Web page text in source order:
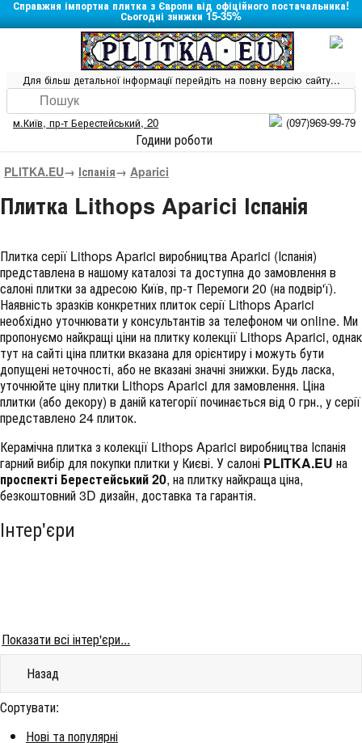
Справжня імпортна плитка з Європи від офіційного постачальника!
Сьогодні знижки 15-35%
Для більш детальної інформації перейдіть на повну версію сайту...
м.Київ, пр-т Берестейський, 20 (097)969-99-79
Години роботи
PLITKA.EU→ Іспанія→ Aparici
Плитка Lithops Aparici Іспанія
Плитка серії Lithops Aparici виробництваAparici (Іспанія)
представлена в нашому каталозі та доступна до замовлення в
салоні плитки за адресою Київ, пр-т Перемоги 20 (на подвір'ї).
Наявність зразків конкретних плиток серії Lithops Aparici
необхідно уточнювати у консультантів за телефоном чи online. Ми
пропонуємо найкращі ціни на плитку колекції Lithops Aparici, однак
тут на сайті ціна плитки вказана для орієнтиру і можуть бути
допущені неточності, або не вказані значні знижки. Будь ласка,
уточнюйте ціну плитки Lithops Aparici для замовлення. Ціна
плитки (або декору) в даній категорії починається від 0 грн., у серії
представлено 24 плиток.
Керамічна плитка з колекції Lithops Aparici виробництва Іспанія
гарний вибір для покупки плитки у Києві. У салоні PLITKA.EU на
проспекті Берестейський 20, на плитку найкраща ціна,
безкоштовний 3D дизайн, доставка та гарантія.
Інтер'єри
Показати всі інтер'єри...
Назад
Сортувати:
Нові та популярні